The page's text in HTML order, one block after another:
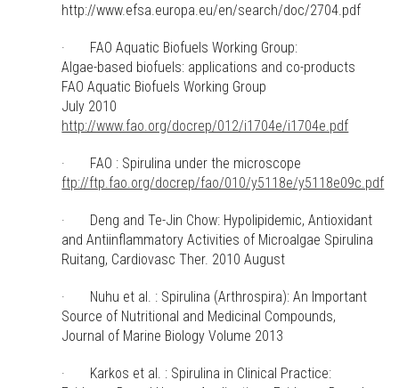
http://www.efsa.europa.eu/en/search/doc/2704.pdf
· FAO Aquatic Biofuels Working Group:
Algae-based biofuels: applications and co-products
FAO Aquatic Biofuels Working Group
July 2010
http://www.fao.org/docrep/012/i1704e/i1704e.pdf
· FAO : Spirulina under the microscope
ftp://ftp.fao.org/docrep/fao/010/y5118e/y5118e09c.pdf
· Deng and Te-Jin Chow: Hypolipidemic, Antioxidant
and Antiinflammatory Activities of Microalgae Spirulina
Ruitang, Cardiovasc Ther. 2010 August
· Nuhu et al. : Spirulina (Arthrospira): An Important
Source of Nutritional and Medicinal Compounds,
Journal of Marine Biology Volume 2013
· Karkos et al. : Spirulina in Clinical Practice: